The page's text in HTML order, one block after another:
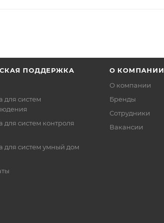
ПОДДЕРЖКА
для систем
для систем контроля
для систем умный дом
О КОМПАНИИ
О компании
Бренды
Сотрудники
Вакансии